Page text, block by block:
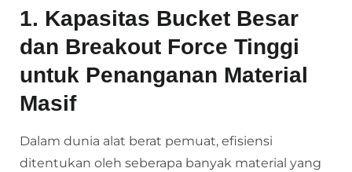
1. Kapasitas Bucket Besar
dan Breakout Force Tinggi
untuk Penanganan Material
Masif
Dalam dunia alat berat pemuat, efisiensi
ditentukan oleh seberapa banyak material yang